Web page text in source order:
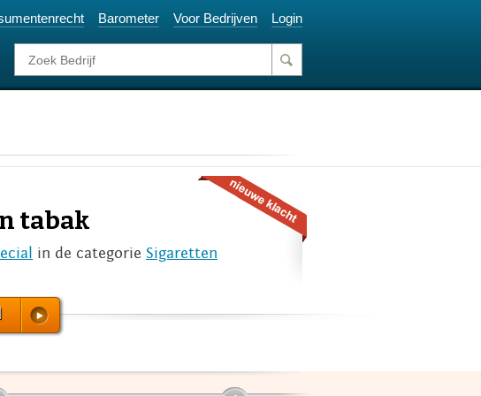
Barometer Voor Bedrijven Login
tabak
in de categorie Sigaretten